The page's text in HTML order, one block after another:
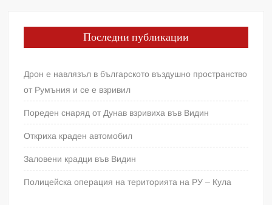
Последни публикации
Дрон е навлязъл в българското въздушно пространство
от Румъния и се е взривил
Пореден снаряд от Дунав взривиха във Видин
Откриха краден автомобил
Заловени крадци във Видин
Полицейска операция на територията на РУ – Кула